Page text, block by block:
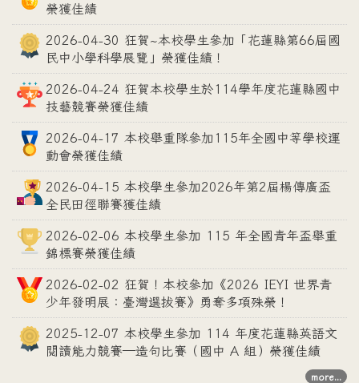
榮獲佳績
2026-04-30 狂賀~本校學生參加「花蓮縣第66屆國
民中小學科學展覽」榮獲佳績！
2026-04-24 狂賀本校學生於114學年度花蓮縣國中
技藝競賽榮獲佳績
2026-04-17 本校舉重隊參加115年全國中等學校運
動會榮獲佳績
2026-04-15 本校學生參加2026年第2屆楊傳廣盃
全民田徑聯賽獲佳績
2026-02-06 本校學生參加 115 年全國青年盃舉重
錦標賽榮獲佳績
2026-02-02 狂賀！本校參加《2026 IEYI 世界青
少年發明展：臺灣選拔賽》勇奪多項殊榮！
2025-12-07 本校學生參加 114 年度花蓮縣英語文
閱讀能力競賽—造句比賽（國中 A 組）榮獲佳績
more...